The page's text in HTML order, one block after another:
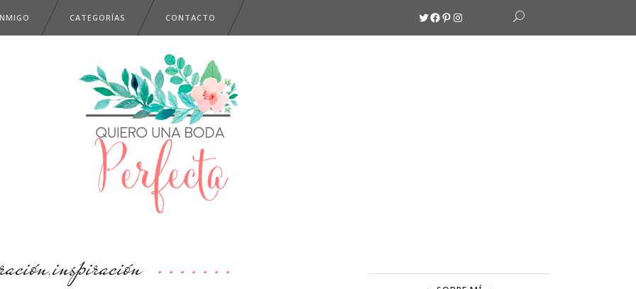
CATEGORÍAS CONTACTO Twitter
Facebook
Pinterest
Instagram
,inspiración